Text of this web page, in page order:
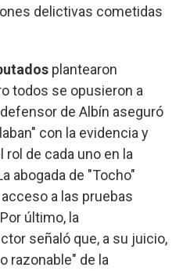
delictivas cometidas
plantearon
todos se opusieron a
de Albín aseguró
con la evidencia y
de cada uno en la
abogada de "Tocho"
a las pruebas
último, la
señaló que, a su juicio,
razonable" de la